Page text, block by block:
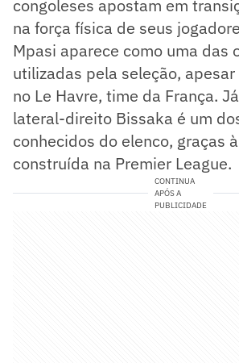
congoleses apostam em
na força física de seus
Mpasi aparece como uma das
utilizadas pela seleção,
no Le Havre, time da França.
lateral-direito Bissaka é um
conhecidos do elenco, graças
construída na Premier League.
CONTINUA
APÓS A
PUBLICIDADE